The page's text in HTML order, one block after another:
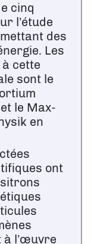
cinq
l’étude
des
Les
cette
sont le
le Max-
en
ont
à l’œuvre